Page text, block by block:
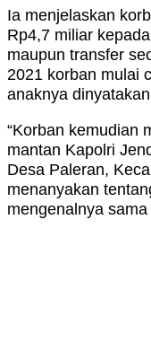
Ia menjelaskan
Rp4,7 miliar
maupun transfer
2021 korban mulai
anaknya
“Korban kemudian
mantan Kapolri
Desa Paleran,
menanyakan
mengenalnya